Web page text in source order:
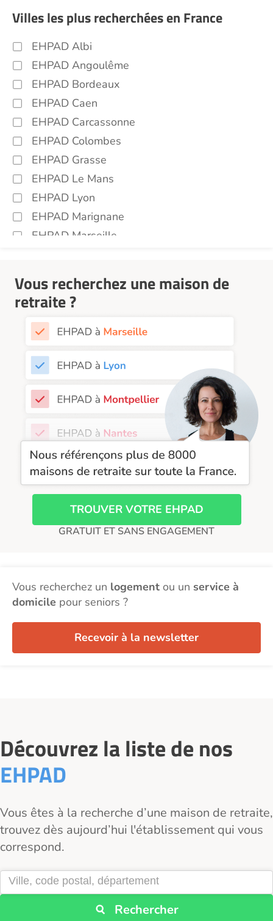
Villes les plus recherchées en France
EHPAD Albi
EHPAD Angoulême
EHPAD Bordeaux
EHPAD Caen
EHPAD Carcassonne
EHPAD Colombes
EHPAD Grasse
EHPAD Le Mans
EHPAD Lyon
EHPAD Marignane
EHPAD Marseille
EHPAD Nice
EHPAD Paris
EHPAD Royan
EHPAD Toulouse
EHPAD Tours
EHPAD Troyes
Recherche par ville
Vous recherchez une maison de
retraite ?
TROUVER VOTRE EHPAD
GRATUIT ET SANS ENGAGEMENT
Vous recherchez un logement ou un service à
domicile pour seniors ?
Recevoir à la newsletter
Découvrez la liste de nos
EHPAD
Vous êtes à la recherche d’une maison de retraite,
trouvez dès aujourd’hui l'établissement qui vous
correspond.
Rechercher